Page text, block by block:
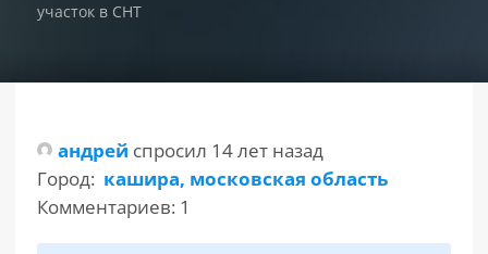
участок в СНТ
андрей спросил 14 лет назад
Город: кашира, московская область
Комментариев: 1